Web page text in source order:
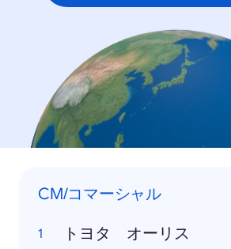
CM/コマーシャル
トヨタ オーリス